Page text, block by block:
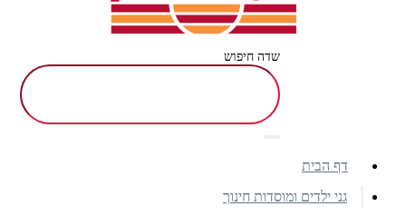
שדה חיפוש
דף הבית
גני ילדים ומוסדות חינוך